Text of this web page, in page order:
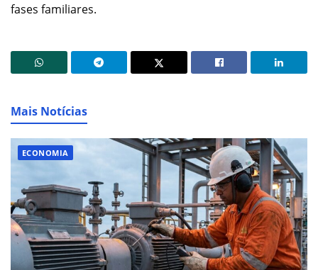
fases familiares.
Mais Notícias
ECONOMIA